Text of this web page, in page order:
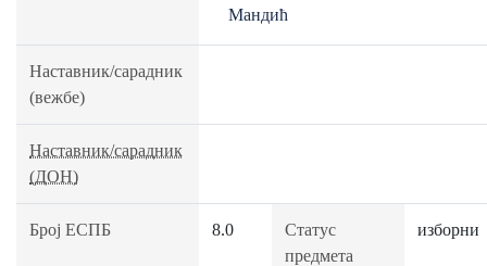
Мандић
Наставник/сарадник
(вежбе)
Наставник/сарадник
(ДОН)
Број ЕСПБ 8.0
Статус
предмета
изборни